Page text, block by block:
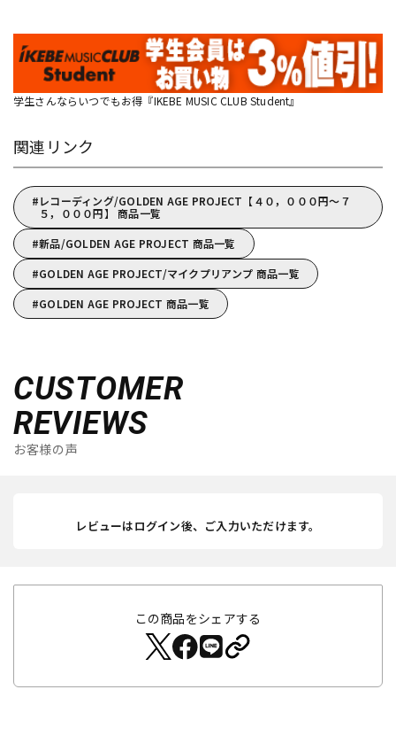
学生さんならいつでもお得『IKEBE MUSIC CLUB Student』
関連リンク
レコーディング/GOLDEN AGE PROJECT【４０，０００円～７
５，０００円】 商品一覧
新品/GOLDEN AGE PROJECT 商品一覧
GOLDEN AGE PROJECT/マイクプリアンプ 商品一覧
GOLDEN AGE PROJECT 商品一覧
CUSTOMER
REVIEWS
お客様の声
レビューはログイン後、ご入力いただけます。
この商品をシェアする